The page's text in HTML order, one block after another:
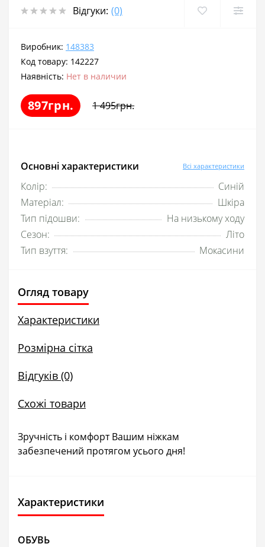
Відгуки: (0)
Виробник: 148383
Код товару: 142227
Наявність: Нет в наличии
897грн. 1 495грн.
Основні характеристики Всі характеристики
Колір:
Синій
Матеріал:
Шкіра
Тип підошви:
На низькому ходу
Сезон:
Літо
Тип взуття:
Мокасини
Огляд товару
Характеристики
Розмірна сітка
Відгуків (0)
Схожі товари
Зручність і комфорт Вашим ніжкам
забезпечений протягом усього дня!
Характеристики
ОБУВЬ